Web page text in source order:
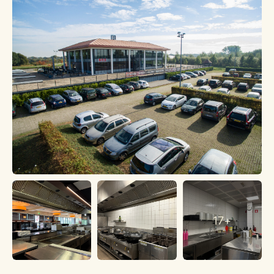
Parkeren
Meer dan voldoende (gratis) parkeerplaatsen (± 400).
Bouwkundige aspecten
Staat van onderhoud is goed
Opgetrokken uit steen en hout
De kozijnen zijn van hout met dubbele beglazing (bijzonder
goed geïsoleerd)
Vloeren zijn van beton
Het betreft een tentdak met platen gedekte kap. Deels
platdak met lichtkoepels
Technische installaties
Verwarming, CV-combiketel (2008) door middel van centrale
verwarming
Warmwatervoorziening door middel van bovengenoemde
combiketel
Alarm- brandinstallatie aanwezig en aangesloten op
meldkamer
Voldoende groepen en (kracht)stroom.
17+